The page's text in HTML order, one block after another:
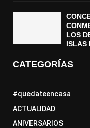
LOS
ISLAS
CATEGORÍAS
#quedateencasa
ACTUALIDAD
ANIVERSARIOS